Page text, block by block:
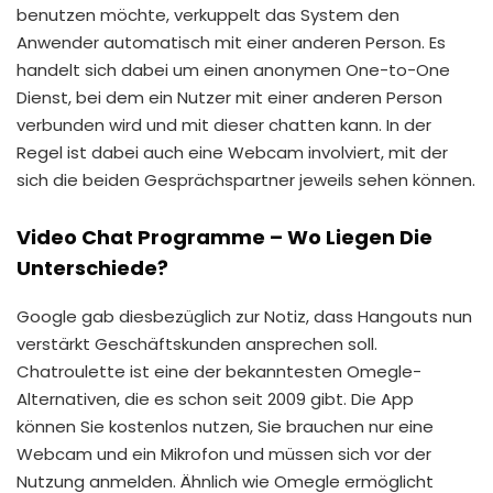
benutzen möchte, verkuppelt das System den
Anwender automatisch mit einer anderen Person. Es
handelt sich dabei um einen anonymen One-to-One
Dienst, bei dem ein Nutzer mit einer anderen Person
verbunden wird und mit dieser chatten kann. In der
Regel ist dabei auch eine Webcam involviert, mit der
sich die beiden Gesprächspartner jeweils sehen können.
Video Chat Programme – Wo Liegen Die
Unterschiede?
Google gab diesbezüglich zur Notiz, dass Hangouts nun
verstärkt Geschäftskunden ansprechen soll.
Chatroulette ist eine der bekanntesten Omegle-
Alternativen, die es schon seit 2009 gibt. Die App
können Sie kostenlos nutzen, Sie brauchen nur eine
Webcam und ein Mikrofon und müssen sich vor der
Nutzung anmelden. Ähnlich wie Omegle ermöglicht